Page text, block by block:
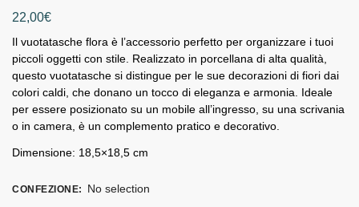
22,00€
Il vuotatasche flora è l’accessorio perfetto per organizzare i tuoi
piccoli oggetti con stile. Realizzato in porcellana di alta qualità,
questo vuotatasche si distingue per le sue decorazioni di fiori dai
colori caldi, che donano un tocco di eleganza e armonia. Ideale
per essere posizionato su un mobile all’ingresso, su una scrivania
o in camera, è un complemento pratico e decorativo.
Dimensione: 18,5×18,5 cm
CONFEZIONE: No selection